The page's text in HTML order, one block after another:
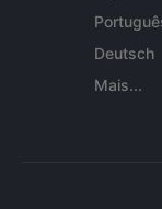
Deutsch
Mais...